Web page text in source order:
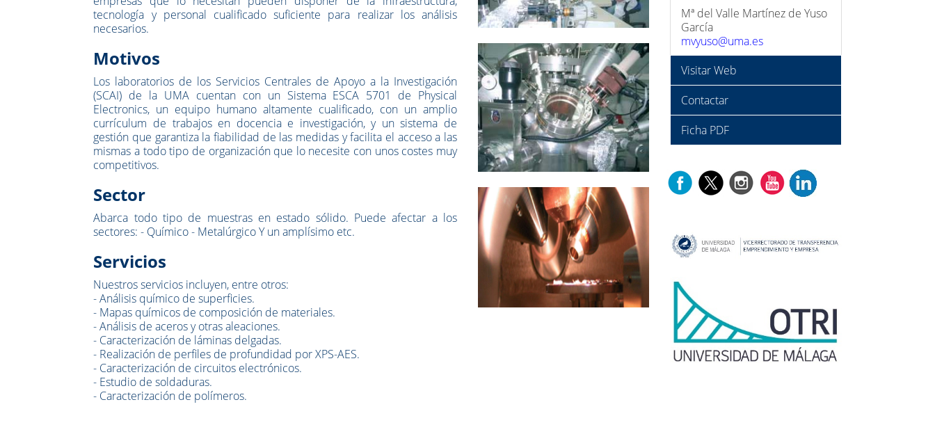
tecnología y personal cualificado suficiente para realizar los análisis
necesarios.
Motivos
Los laboratorios de los Servicios Centrales de Apoyo a la Investigación
(SCAI) de la UMA cuentan con un Sistema ESCA 5701 de Physical
Electronics, un equipo humano altamente cualificado, con un amplio
currículum de trabajos en docencia e investigación, y un sistema de
gestión que garantiza la fiabilidad de las medidas y facilita el acceso a las
mismas a todo tipo de organización que lo necesite con unos costes muy
competitivos.
Sector
Abarca todo tipo de muestras en estado sólido. Puede afectar a los
sectores: - Químico - Metalúrgico Y un amplísimo etc.
Servicios
Nuestros servicios incluyen, entre otros:
- Análisis químico de superficies.
- Mapas químicos de composición de materiales.
- Análisis de aceros y otras aleaciones.
- Caracterización de láminas delgadas.
- Realización de perfiles de profundidad por XPS-AES.
- Caracterización de circuitos electrónicos.
- Estudio de soldaduras.
- Caracterización de polímeros.
Mª del Valle Martínez de Yuso
García
mvyuso@uma.es
Visitar Web
Contactar
Ficha PDF